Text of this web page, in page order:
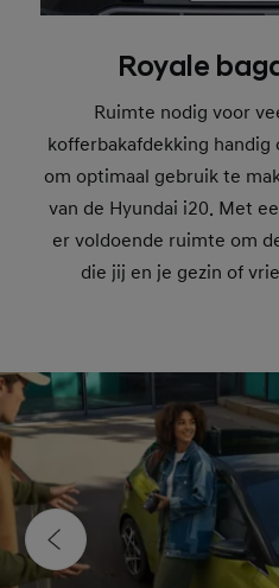
Royale
Ruimte nodig voor
kofferbakafdekking
om optimaal gebruik te
van de Hyundai i20. Met
er voldoende ruimte om
die jij en je gezin of